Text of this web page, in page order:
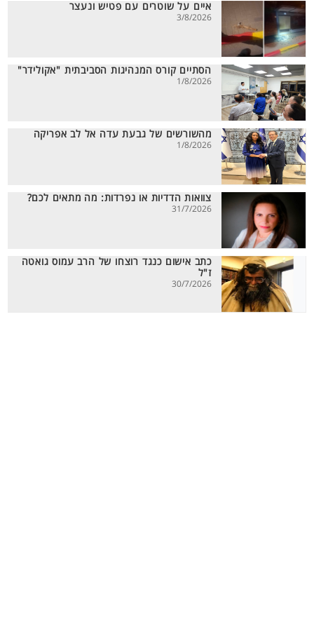
איים על שוטרים עם פטיש ונעצר
3/8/2026
הסתיים קורס המנהיגות הסביבתית "אקולידר"
1/8/2026
מהשורשים של גבעת עדה אל לב אפריקה
1/8/2026
צוואות הדדיות או נפרדות: מה מתאים לכם?
31/7/2026
כתב אישום כנגד רוצחו של הרב עמוס גואטה
ז"ל
30/7/2026